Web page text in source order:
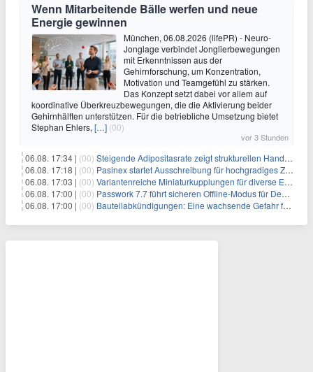
Wenn Mitarbeitende Bälle werfen und neue
Energie gewinnen
München, 06.08.2026 (lifePR) - Neuro-
Jonglage verbindet Jonglierbewegungen
mit Erkenntnissen aus der
Gehirnforschung, um Konzentration,
Motivation und Teamgefühl zu stärken.
Das Konzept setzt dabei vor allem auf
koordinative Überkreuzbewegungen, die die Aktivierung beider
Gehirnhälften unterstützen. Für die betriebliche Umsetzung bietet
Stephan Ehlers, […] (00)
vor 3 Stunden
06.08. 17:34 | (00) Steigende Adipositasrate zeigt strukturellen Handlungsbedarf bei der Ernährung schulpflichtiger Kinder
06.08. 17:18 | (00) Pasinex startet Ausschreibung für hochgradiges Zinksulfidkonzentrat mit Germanium- und Silbergehalten und stellt ein Betriebsupdate bereit
06.08. 17:03 | (00) Variantenreiche Miniaturkupplungen für diverse Einsatzbereiche
06.08. 17:00 | (00) Passwork 7.7 führt sicheren Offline-Modus für Desktop- und Mobile-Apps ein
06.08. 17:00 | (00) Bauteilabkündigungen: Eine wachsende Gefahr für industrielle Elektroniksysteme